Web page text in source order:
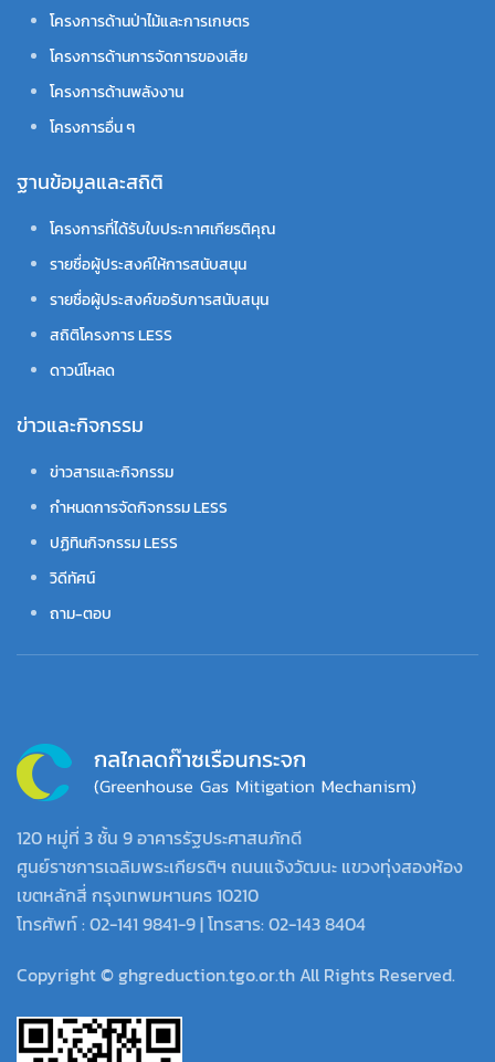
โครงการด้านป่าไม้และการเกษตร
โครงการด้านการจัดการของเสีย
โครงการด้านพลังงาน
โครงการอื่น ๆ
ฐานข้อมูลและสถิติ
โครงการที่ได้รับใบประกาศเกียรติคุณ
รายชื่อผู้ประสงค์ให้การสนับสนุน
รายชื่อผู้ประสงค์ขอรับการสนับสนุน
สถิติโครงการ LESS
ดาวน์โหลด
ข่าวและกิจกรรม
ข่าวสารและกิจกรรม
กำหนดการจัดกิจกรรม LESS
ปฏิทินกิจกรรม LESS
วิดีทัศน์
ถาม-ตอบ
120 หมู่ที่ 3 ชั้น 9 อาคารรัฐประศาสนภักดี
ศูนย์ราชการเฉลิมพระเกียรติฯ ถนนแจ้งวัฒนะ แขวงทุ่งสองห้อง
เขตหลักสี่ กรุงเทพมหานคร 10210
โทรศัพท์ : 02-141 9841-9 | โทรสาร: 02-143 8404
Copyright © ghgreduction.tgo.or.th All Rights Reserved.